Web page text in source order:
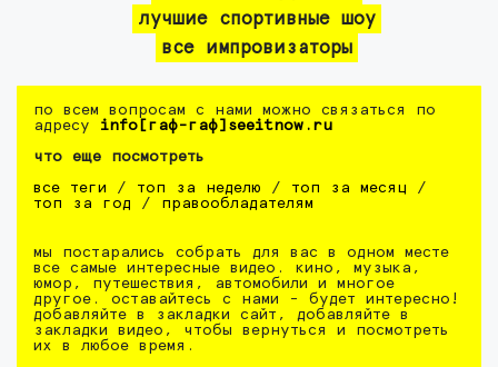
лучшие спортивные шоу
все импровизаторы
по всем вопросам с нами можно связаться по
адресу info[гаф-гаф]seeitnow.ru
что еще посмотреть
все теги / топ за неделю / топ за месяц /
топ за год / правообладателям
мы постарались собрать для вас в одном месте
все самые интересные видео. кино, музыка,
юмор, путешествия, автомобили и многое
другое. оставайтесь с нами - будет интересно!
добавляйте в закладки сайт, добавляйте в
закладки видео, чтобы вернуться и посмотреть
их в любое время.